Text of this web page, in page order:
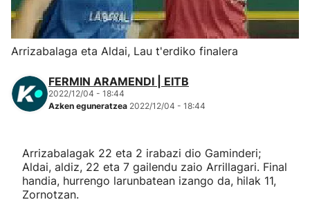
Herri-kirolak
Eskubaloia
Kirolak 360
Mendi-lasterketak
Arrizabalaga eta Aldai, Lau t'erdiko finalera
FERMIN ARAMENDI | EITB
2022/12/04 - 18:44
Azken eguneratzea 2022/12/04 - 18:44
Arrizabalagak 22 eta 2 irabazi dio Gaminderi;
Aldai, aldiz, 22 eta 7 gailendu zaio Arrillagari. Final
handia, hurrengo larunbatean izango da, hilak 11,
Zornotzan.